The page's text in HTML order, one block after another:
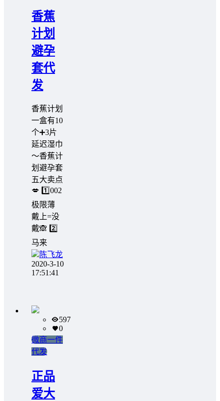
香蕉
计划
避孕
套代
发
香蕉计划
一盒有10
个➕3片
延迟湿巾
～香蕉计
划避孕套
五大卖点
💋 1️⃣002
极限薄
戴上=没
戴🙈 2️⃣
马来
陈飞龙
2020-3-10
17:51:41
597
0
微商一件
代发
正品
爱大